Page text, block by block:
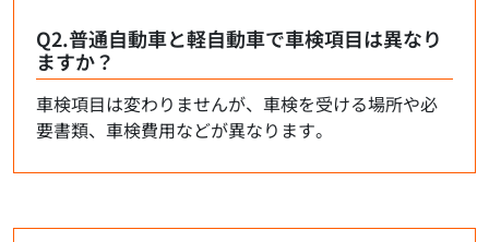
Q2.普通自動車と軽自動車で車検項目は異なり
ますか？
車検項目は変わりませんが、車検を受ける場所や必
要書類、車検費用などが異なります。